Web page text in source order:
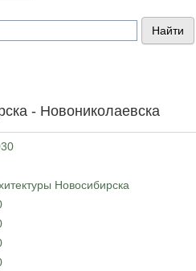
- Новониколаевска
Новосибирска